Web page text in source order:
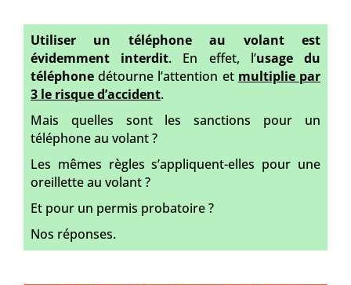
Utiliser un téléphone au volant est
évidemment interdit. En effet, l’usage du
téléphone détourne l’attention et multiplie par
3 le risque d’accident.
Mais quelles sont les sanctions pour un
téléphone au volant ?
Les mêmes règles s’appliquent-elles pour une
oreillette au volant ?
Et pour un permis probatoire ?
Nos réponses.